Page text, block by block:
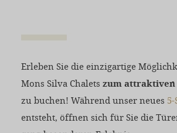
Erleben Sie die einzigartige
Mons Silva Chalets zum attraktiven
zu buchen! Während unser neues
entsteht, öffnen sich für Sie die